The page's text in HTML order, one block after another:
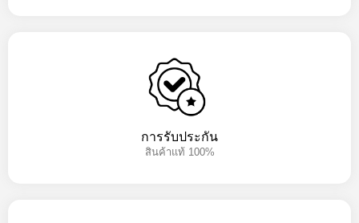
การรับประกัน
สินค้าแท้ 100%